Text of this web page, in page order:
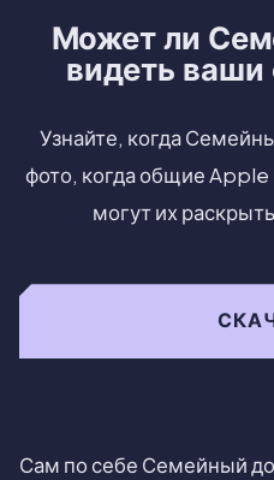
Может ли
видеть ваши
Узнайте, когда
фото, когда общие
могут их
Сам по себе Семейный